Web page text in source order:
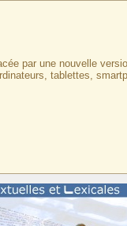
par une nouvelle
tablettes,